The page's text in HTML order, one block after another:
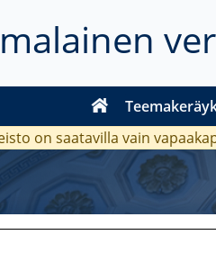
on saatavilla vain